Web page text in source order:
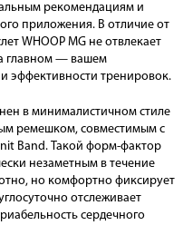
рекомендациям и
приложения. В отличие от
WHOOP MG не отвлекает
главном — вашем
и эффективности тренировок.
в минималистичном стиле
ремешком, совместимым с
Band. Такой форм-фактор
незаметным в течение
но комфортно фиксирует
отслеживает
сердечного